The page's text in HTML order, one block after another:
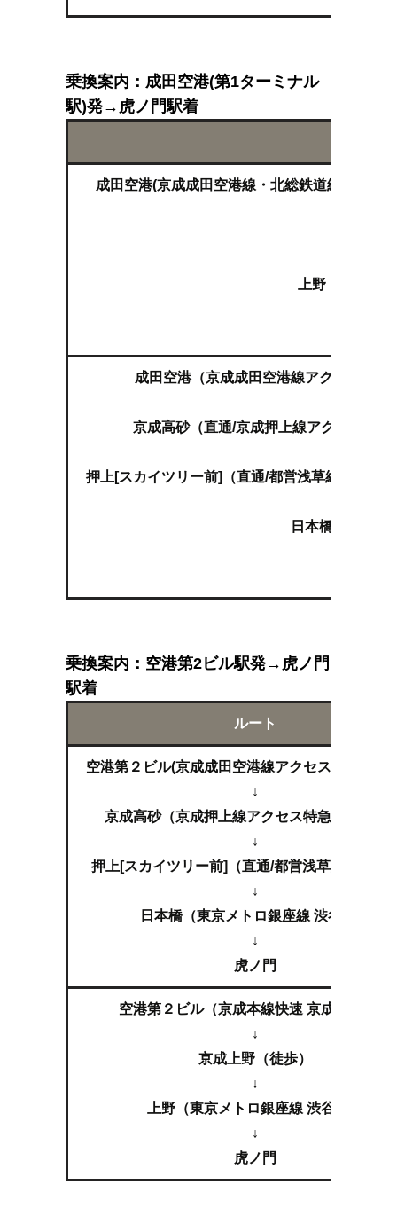
乗換案内：成田空港(第1ターミナル
駅)発→虎ノ門駅着
成田空港(京成成田空港線・北総鉄道線 有料
上野（東京メ
成田空港（京成成田空港線アクセス特
京成高砂（直通/京成押上線アクセス特
押上[スカイツリー前]（直通/都営浅草線エアポ
日本橋（東京メ
乗換案内：空港第2ビル駅発→虎ノ門
駅着
ルート
空港第２ビル(京成成田空港線アクセス特急 西馬
↓
京成高砂（京成押上線アクセス特急 西馬込行
↓
押上[スカイツリー前]（直通/都営浅草線 西馬込
↓
日本橋（東京メトロ銀座線 渋谷行）
↓
虎ノ門
空港第２ビル（京成本線快速 京成上野行）
↓
京成上野（徒歩）
↓
上野（東京メトロ銀座線 渋谷行）
↓
虎ノ門